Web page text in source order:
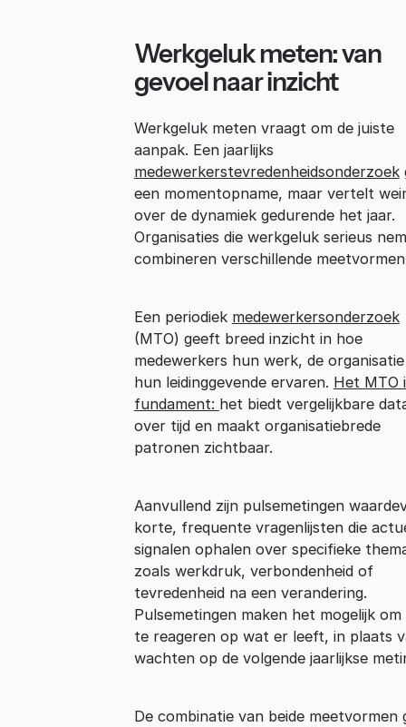
Werkgeluk meten: van
gevoel naar inzicht
Werkgeluk meten vraagt om de juiste
aanpak. Een jaarlijks
medewerkerstevredenheidsonderzoek
een momentopname, maar vertelt
over de dynamiek gedurende het jaar.
Organisaties die werkgeluk serieus
combineren verschillende
Een periodiek medewerkersonderzoek
(MTO) geeft breed inzicht in hoe
medewerkers hun werk, de
hun leidinggevende ervaren. Het MTO
fundament: het biedt vergelijkbare
over tijd en maakt organisatiebrede
patronen zichtbaar.
Aanvullend zijn pulsemetingen
korte, frequente vragenlijsten die
signalen ophalen over specifieke
zoals werkdruk, verbondenheid of
tevredenheid na een verandering.
Pulsemetingen maken het mogelijk om
te reageren op wat er leeft, in plaats
wachten op de volgende jaarlijkse
De combinatie van beide meetvormen